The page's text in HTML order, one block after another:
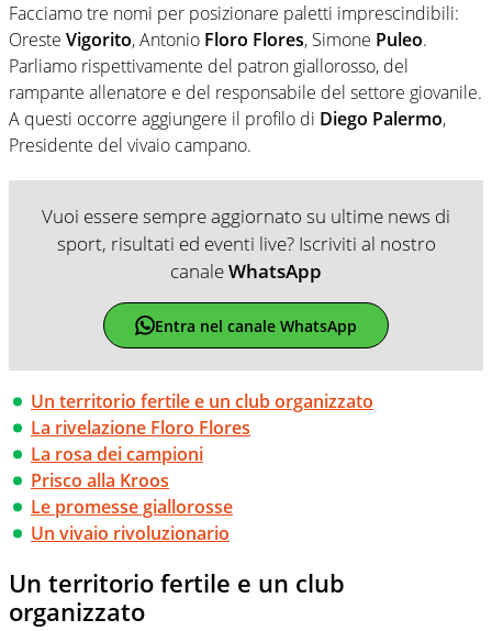
Facciamo tre nomi per posizionare paletti imprescindibili:
Oreste Vigorito, Antonio Floro Flores, Simone Puleo.
Parliamo rispettivamente del patron giallorosso, del
rampante allenatore e del responsabile del settore giovanile.
A questi occorre aggiungere il profilo di Diego Palermo,
Presidente del vivaio campano.
Vuoi essere sempre aggiornato su ultime news di
sport, risultati ed eventi live? Iscriviti al nostro
canaleWhatsApp
Entra nel canale WhatsApp
Un territorio fertile e un club organizzato
La rivelazione Floro Flores
La rosa dei campioni
Prisco alla Kroos
Le promesse giallorosse
Un vivaio rivoluzionario
Un territorio fertile e un club
organizzato